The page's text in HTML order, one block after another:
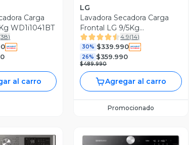
Carga
WD1i1041BT
38)
al carro
LG
Lavadora Secadora Carga
Frontal LG 9/5Kg
WD9MVC4S6 AI DD, ThinQ
4.9(14)
30% $339.990
26% $359.990
$489.990
Agregar al carro
Promocionado